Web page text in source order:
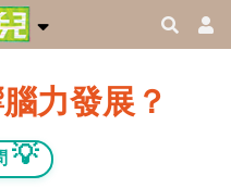
力發展？
💡